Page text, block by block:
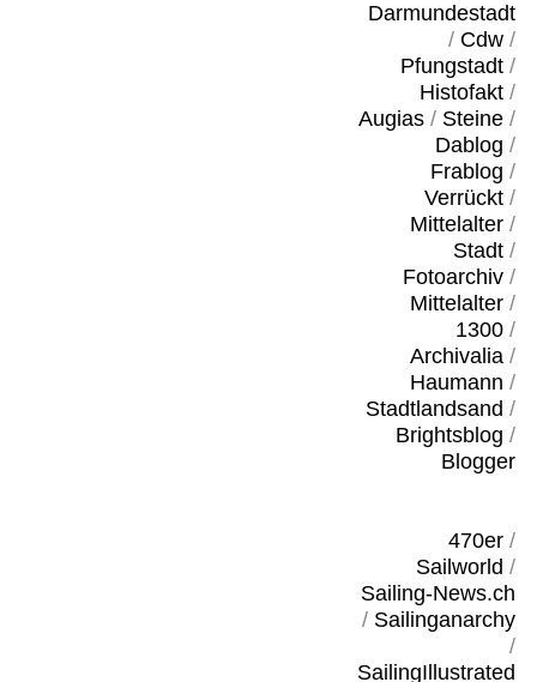
Darmundestadt
/ Cdw/
Pfungstadt/
Histofakt/
Augias/ Steine/
Dablog /
Frablog /
Verrückt/
Mittelalter/
Stadt/
Fotoarchiv/
Mittelalter/
1300/
Archivalia/
Haumann /
Stadtlandsand /
Brightsblog /
Blogger
470er/
Sailworld /
Sailing-News.ch
/ Sailinganarchy
/
SailingIllustrated